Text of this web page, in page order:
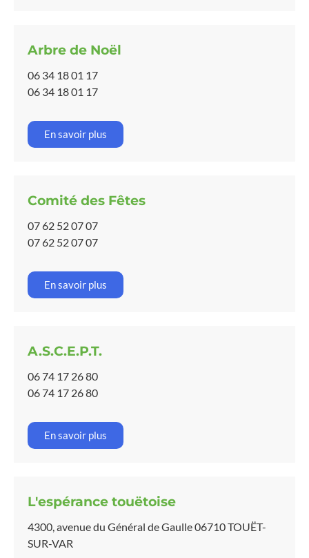
Arbre de Noël
06 34 18 01 17
06 34 18 01 17
En savoir plus
Comité des Fêtes
07 62 52 07 07
07 62 52 07 07
En savoir plus
A.S.C.E.P.T.
06 74 17 26 80
06 74 17 26 80
En savoir plus
L'espérance touëtoise
4300, avenue du Général de Gaulle 06710 TOUËT-
SUR-VAR